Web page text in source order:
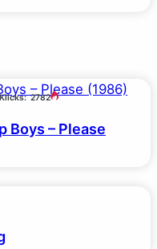
Klicks: 2782
Boys – Please